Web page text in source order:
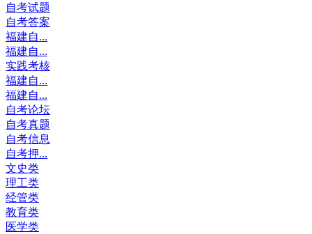
自考试题
自考答案
福建自...
福建自...
实践考核
福建自...
福建自...
自考论坛
自考真题
自考信息
自考押...
文史类
理工类
经管类
教育类
医学类